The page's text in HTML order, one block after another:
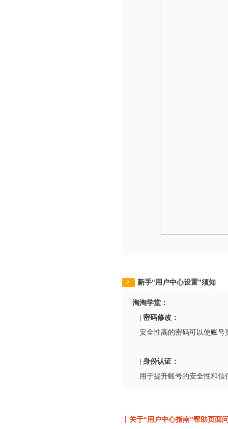
2. 新手“用户中心设置”须知
淘淘学堂：
| 密码修改：
安全性高的密码可以使
| 身份认证：
用于提升账号的安全
丨关于“用户中心指南”帮助页面